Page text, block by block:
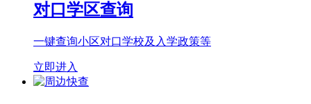
对口学区查询
一键查询小区对口学校及入学政策等
立即进入